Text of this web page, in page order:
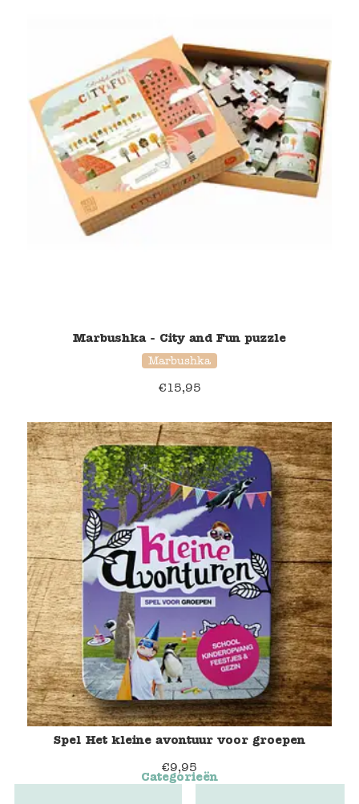
Marbushka - City and Fun puzzle
Marbushka
€15,95
Spel Het kleine avontuur voor groepen
€9,95
Categorieën